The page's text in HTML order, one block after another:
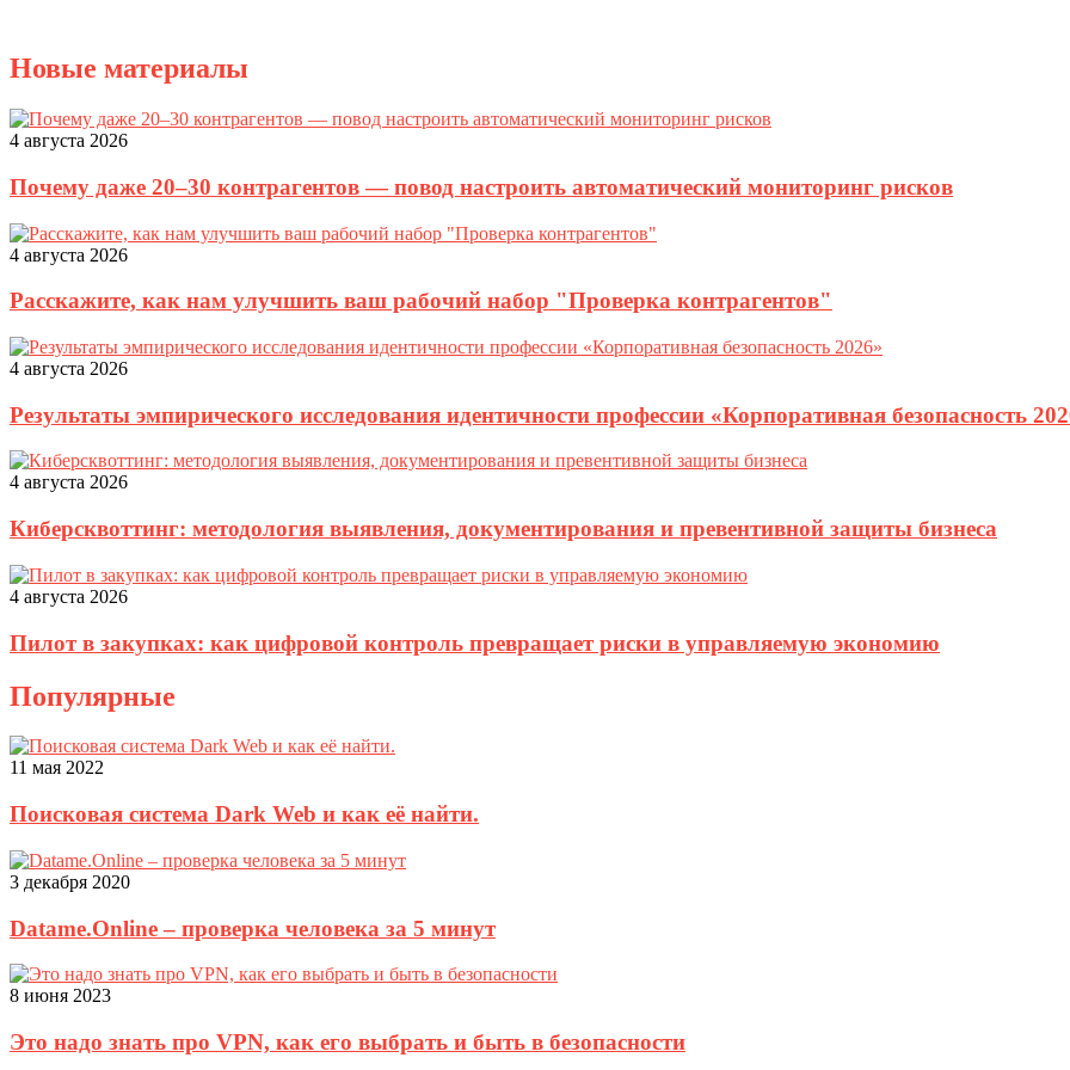
Новые материалы
4 августа 2026
Почему даже 20–30 контрагентов — повод настроить автоматический мониторинг рисков
4 августа 2026
Расскажите, как нам улучшить ваш рабочий набор "Проверка контрагентов"
4 августа 2026
Результаты эмпирического исследования идентичности профессии «Корпоративная безопасность
4 августа 2026
Киберсквоттинг: методология выявления, документирования и превентивной защиты бизнеса
4 августа 2026
Пилот в закупках: как цифровой контроль превращает риски в управляемую экономию
Популярные
11 мая 2022
Поисковая система Dark Web и как её найти.
3 декабря 2020
Datame.Online – проверка человека за 5 минут
8 июня 2023
Это надо знать про VPN, как его выбрать и быть в безопасности